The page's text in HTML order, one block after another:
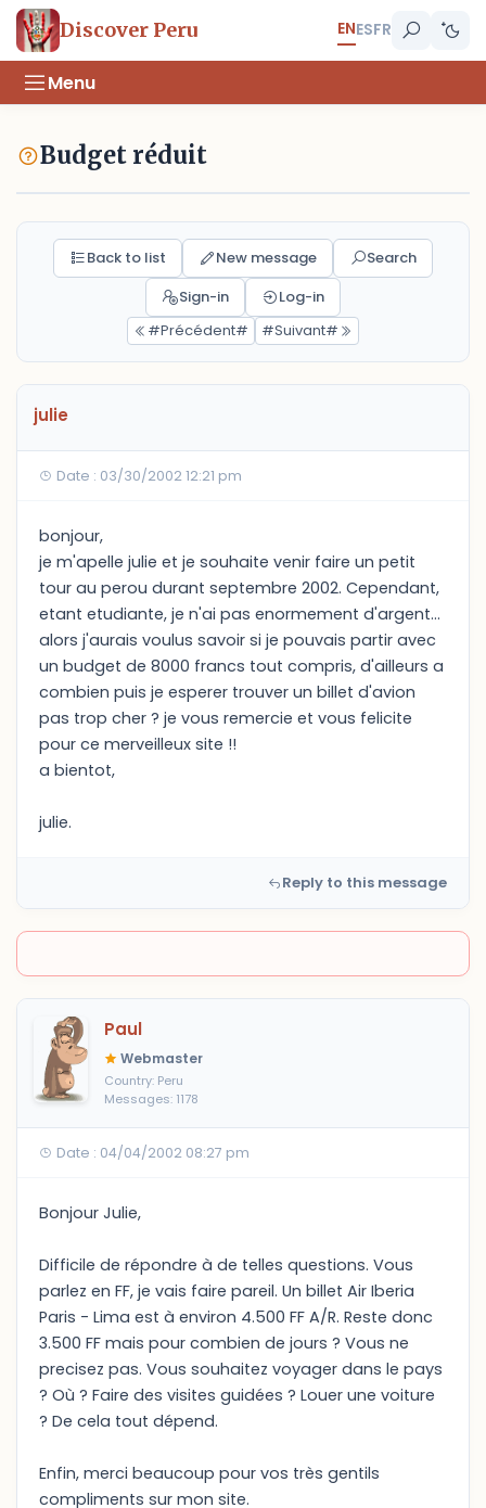
Discover Peru ENESFR
Menu
Budget réduit
Back to list New message
Search
Sign-in
Log-in
#Précédent#
#Suivant#
julie
Date : 03/30/2002 12:21 pm
bonjour,
je m'apelle julie et je souhaite venir faire un petit
tour au perou durant septembre 2002. Cependant,
etant etudiante, je n'ai pas enormement d'argent...
alors j'aurais voulus savoir si je pouvais partir avec
un budget de 8000 francs tout compris, d'ailleurs a
combien puis je esperer trouver un billet d'avion
pas trop cher ? je vous remercie et vous felicite
pour ce merveilleux site !!
a bientot,
julie.
Reply to this message
Paul
Webmaster
Country: Peru
Messages: 1178
Date : 04/04/2002 08:27 pm
Bonjour Julie,
Difficile de répondre à de telles questions. Vous
parlez en FF, je vais faire pareil. Un billet Air Iberia
Paris - Lima est à environ 4.500 FF A/R. Reste donc
3.500 FF mais pour combien de jours ? Vous ne
precisez pas. Vous souhaitez voyager dans le pays
? Où ? Faire des visites guidées ? Louer une voiture
? De cela tout dépend.
Enfin, merci beaucoup pour vos très gentils
compliments sur mon site.